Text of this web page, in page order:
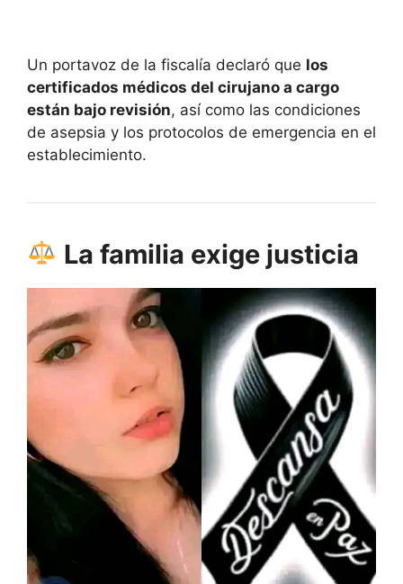
Un portavoz de la fiscalía declaró que los
certificados médicos del cirujano a cargo
están bajo revisión, así como las condiciones
de asepsia y los protocolos de emergencia en el
establecimiento.
La familia exige justicia